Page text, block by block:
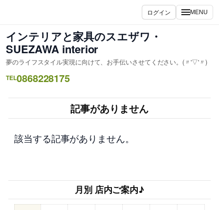
ス
キ
ッ
プ
ログイン MENU
インテリアと家具のスエザワ・
SUEZAWA interior
夢のライフスタイル実現に向けて、お手伝いさせてください。(〃'▽'〃)
TEL0868228175
記事がありません
該当する記事がありません。
月別 店内ご案内♪